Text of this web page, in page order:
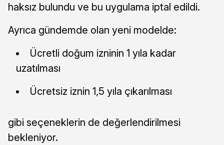
haksız bulundu ve bu uygulama iptal edildi.
Ayrıca gündemde olan yeni modelde:
Ücretli doğum izninin 1 yıla kadar
uzatılması
Ücretsiz iznin 1,5 yıla çıkarılması
gibi seçeneklerin de değerlendirilmesi
bekleniyor.